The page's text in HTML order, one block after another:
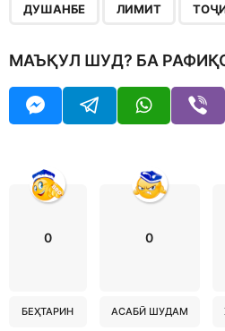
ДУШАНБЕ ЛИМИТ
МАЪҚУЛ ШУД? БА
0
БЕҲТАРИН
0
АСАБӢ ШУДАМ